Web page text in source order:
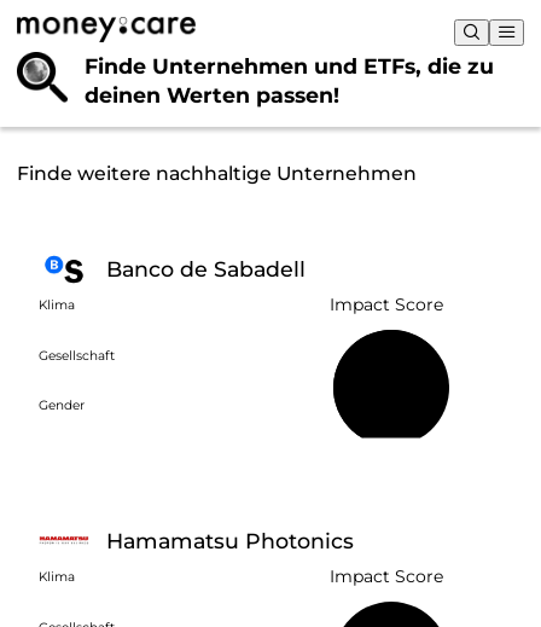
Finde Unternehmen und ETFs, die zu
deinen Werten passen!
Finde weitere nachhaltige Unternehmen
Banco de Sabadell
Klima
Gesellschaft
Gender
Impact Score
Hamamatsu Photonics
Klima Impact Score